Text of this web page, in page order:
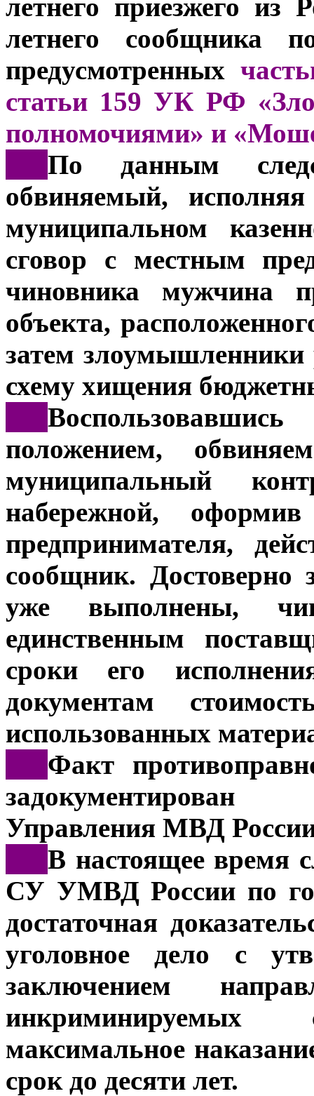
летнего приезжего из
летнего сообщника
предусмотренных
статьи 159 УК РФ
полномочиями» и
По данным
обвиняемый,
муниципальном
сговор с местным
чиновника мужчина
объекта,
затем
схему хищения
положением,
муниципальный
набережной,
предпринимателя,
сообщник. Достоверно
уже выполнены,
единственным
сроки его
документам
использованных
Факт
Управления МВД
В настоящее время
СУ УМВД России по
достаточная
уголовное дело с
заключением
инкриминируемых
максимальное
срок до десяти лет.